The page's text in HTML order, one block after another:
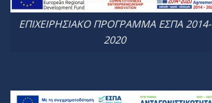
ΕΠΙΧΕΙΡΗΣΙΑΚΟ ΠΡΟΓΡΑΜΜΑ ΕΣΠΑ 2014-
2020